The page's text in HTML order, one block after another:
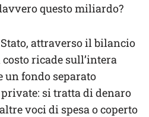
questo miliardo?
attraverso il bilancio
ricade sull’intera
un fondo separato
si tratta di denaro
voci di spesa o coperto